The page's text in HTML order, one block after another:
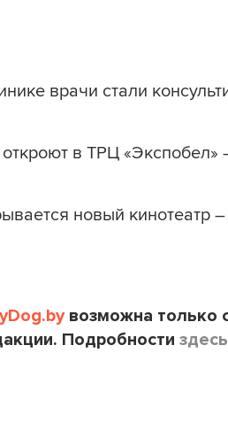
врачи стали
в ТРЦ «Экспобел»
новый кинотеатр
возможна только
Подробности